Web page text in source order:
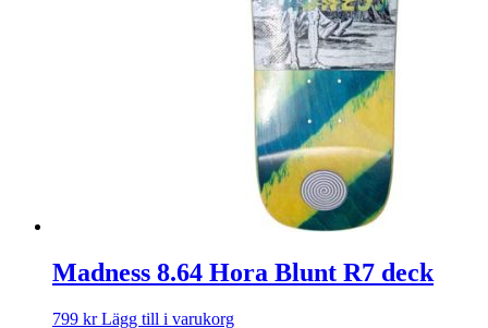
Madness 8.64 Hora Blunt R7 deck
799 kr Lägg till i varukorg